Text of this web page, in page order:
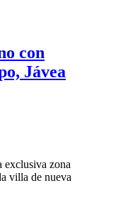
con
Jávea
exclusiva zona
villa de nueva